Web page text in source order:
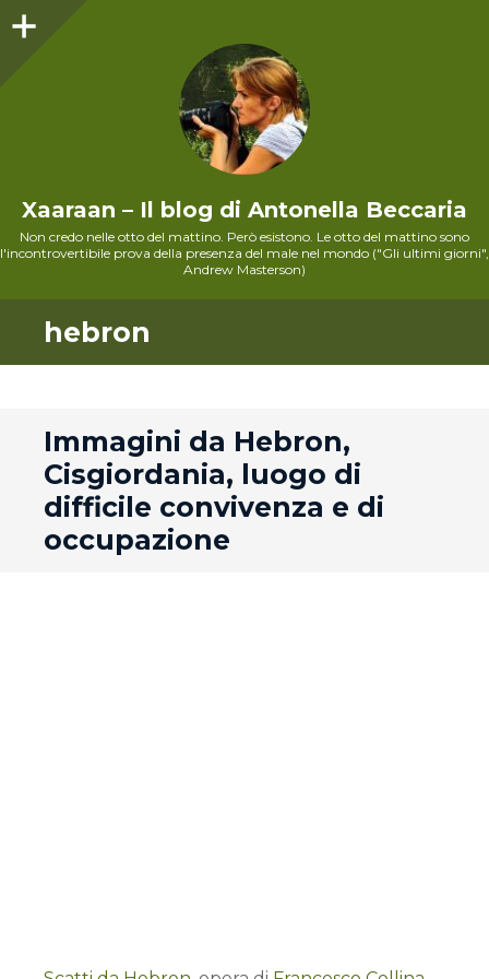
Xaaraan – Il blog di Antonella Beccaria
Non credo nelle otto del mattino. Però esistono. Le otto del mattino sono
l'incontrovertibile prova della presenza del male nel mondo ("Gli ultimi giorni",
Andrew Masterson)
hebron
Immagini da Hebron,
Cisgiordania, luogo di
difficile convivenza e di
occupazione